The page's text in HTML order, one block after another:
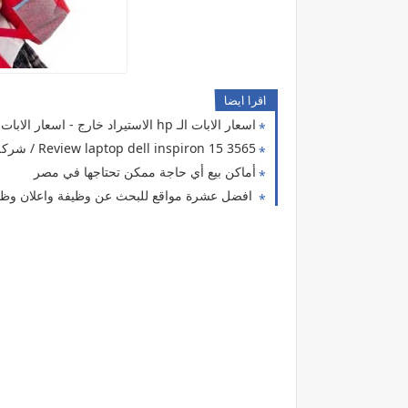
اقرا ايضا
اسعار الابات الـ hp الاستيراد خارج - اسعار الابات الاستيراد خارج فى مصر
Review laptop dell inspiron 15 3565 / شركة كمبيو معروف
أماكن بيع أي حاجة ممكن تحتاجها في مصر
افضل عشرة مواقع للبحث عن وظيفة واعلان